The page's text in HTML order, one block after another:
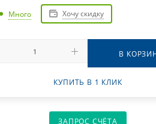
Много Хочу скидку
В
КУПИТЬ В 1 КЛИК
ЗАПРОС СЧЁТА